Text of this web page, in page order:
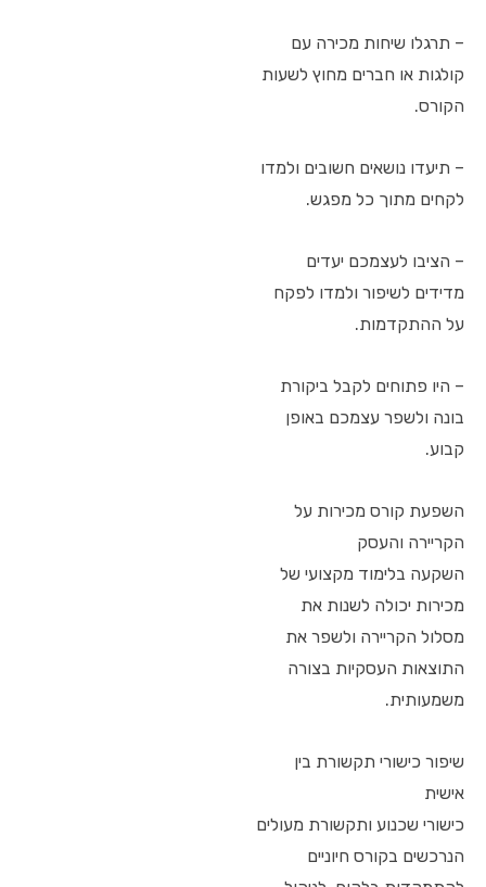
– תרגלו שיחות מכירה עם
קולגות או חברים מחוץ לשעות
הקורס.
– תיעדו נושאים חשובים ולמדו
לקחים מתוך כל מפגש.
– הציבו לעצמכם יעדים
מדידים לשיפור ולמדו לפקח
על ההתקדמות.
– היו פתוחים לקבל ביקורת
בונה ולשפר עצמכם באופן
קבוע.
השפעת קורס מכירות על
הקריירה והעסק
השקעה בלימוד מקצועי של
מכירות יכולה לשנות את
מסלול הקריירה ולשפר את
התוצאות העסקיות בצורה
משמעותית.
שיפור כישורי תקשורת בין
אישית
כישורי שכנוע ותקשורת מעולים
הנרכשים בקורס חיוניים